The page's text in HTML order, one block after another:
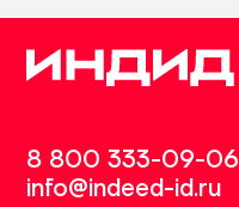
8 800 333-09-06
info@indeed-id.ru